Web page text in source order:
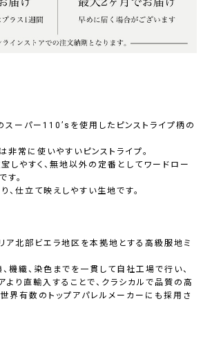
スーパー110’sを使用したピンストライプ柄の
非常に使いやすいピンストライプ。
しやすく、無地以外の定番としてワードロー
す。
、仕立て映えしやすい生地です。
ア北部ビエラ地区を本拠地とする高級服地ミ
機織、染色までを一貫して自社工場で行い、
より直輸入することで、クラシカルで品質の高
界有数のトップアパレルメーカーにも採用さ